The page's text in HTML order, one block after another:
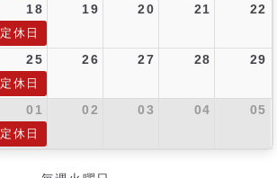
18 19 20 21 22
定休日
25 26 27 28 29
定休日
01 02 03 04 05
定休日